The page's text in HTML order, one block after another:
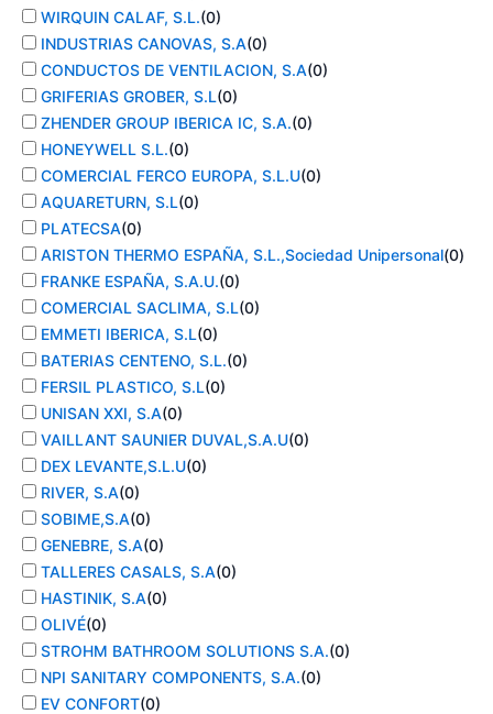
WIRQUIN CALAF, S.L.(0)
INDUSTRIAS CANOVAS, S.A(0)
CONDUCTOS DE VENTILACION, S.A(0)
GRIFERIAS GROBER, S.L(0)
ZHENDER GROUP IBERICA IC, S.A.(0)
HONEYWELL S.L.(0)
COMERCIAL FERCO EUROPA, S.L.U(0)
AQUARETURN, S.L(0)
PLATECSA(0)
ARISTON THERMO ESPAÑA, S.L.,Sociedad Unipersonal(0)
FRANKE ESPAÑA, S.A.U.(0)
COMERCIAL SACLIMA, S.L(0)
EMMETI IBERICA, S.L(0)
BATERIAS CENTENO, S.L.(0)
FERSIL PLASTICO, S.L(0)
UNISAN XXI, S.A(0)
VAILLANT SAUNIER DUVAL,S.A.U(0)
DEX LEVANTE,S.L.U(0)
RIVER, S.A(0)
SOBIME,S.A(0)
GENEBRE, S.A(0)
TALLERES CASALS, S.A(0)
HASTINIK, S.A(0)
OLIVÉ(0)
STROHM BATHROOM SOLUTIONS S.A.(0)
NPI SANITARY COMPONENTS, S.A.(0)
EV CONFORT(0)